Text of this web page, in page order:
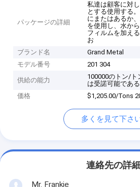
パッケージの詳細
私達は顧客に対
とする使用する
にまたはあるか
を使用し、水か
フィルムを加え
お
ブランド名
Grand Metal
モデル番号
201 304
供給の能力
100000のトン/ト
は受諾可能である
価格
$1,205.00/Tons
多くを見て下さ
連絡先の詳細
Mr. Frankie